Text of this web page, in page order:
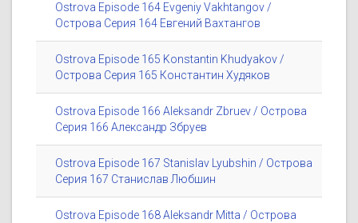
Ostrova Episode 164 Evgeniy Vakhtangov /
Острова Серия 164 Евгений Вахтангов
Ostrova Episode 165 Konstantin Khudyakov /
Острова Серия 165 Константин Худяков
Ostrova Episode 166 Aleksandr Zbruev / Острова
Серия 166 Александр Збруев
Ostrova Episode 167 Stanislav Lyubshin / Острова
Серия 167 Станислав Любшин
Ostrova Episode 168 Aleksandr Mitta / Острова